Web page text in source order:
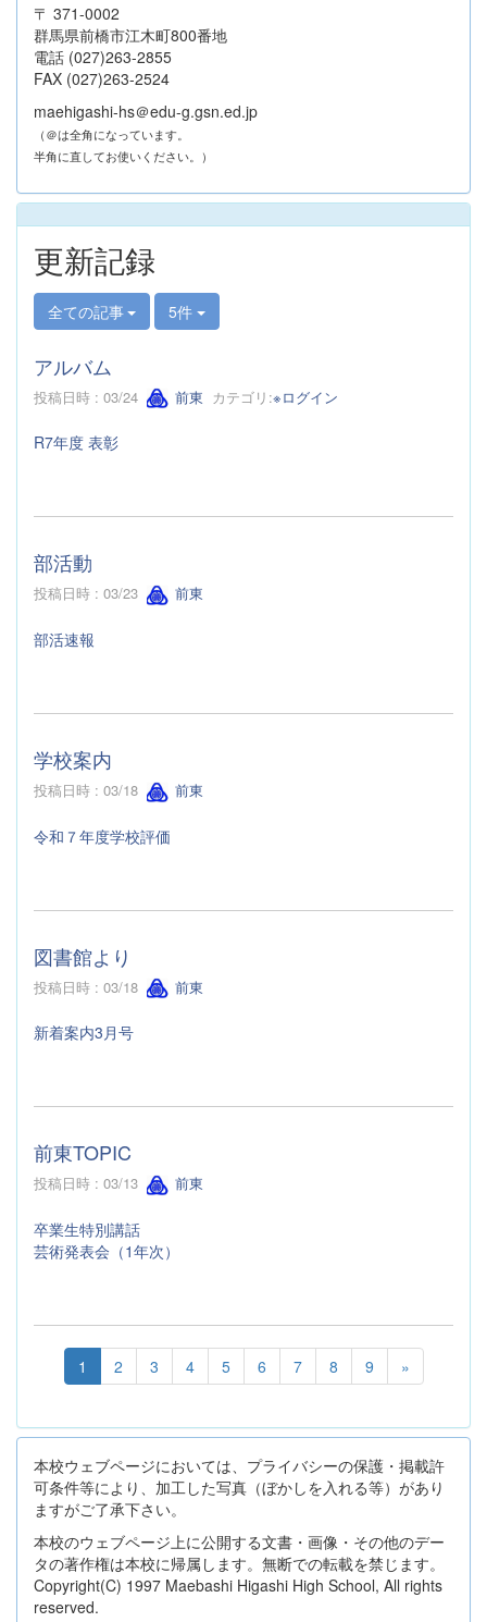
〒 371-0002
群馬県前橋市江木町800番地
電話 (027)263-2855
FAX (027)263-2524
maehigashi-hs＠edu-g.gsn.ed.jp
（＠は全角になっています。
半角に直してお使いください。）
更新記録
全ての記事 5件
アルバム
投稿日時 : 03/24 前東 カテゴリ:※ログイン
R7年度 表彰
部活動
投稿日時 : 03/23 前東
部活速報
学校案内
投稿日時 : 03/18 前東
令和７年度学校評価
図書館より
投稿日時 : 03/18 前東
新着案内3月号
前東TOPIC
投稿日時 : 03/13 前東
卒業生特別講話
芸術発表会（1年次）
1 2 3 4 5 6 7 8 9 »
本校ウェブページにおいては、プライバシーの保護・掲載許
可条件等により、加工した写真（ぼかしを入れる等）があり
ますがご了承下さい。
本校のウェブページ上に公開する文書・画像・その他のデー
タの著作権は本校に帰属します。無断での転載を禁じます。
Copyright(C) 1997 Maebashi Higashi High School, All rights
reserved.